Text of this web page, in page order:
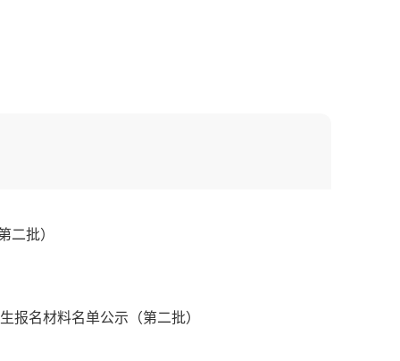
二批）
报名材料名单公示（第二批）